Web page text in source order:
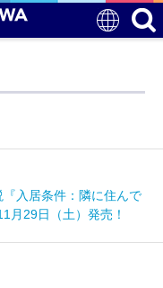
入居条件：隣に住んで
月29日（土）発売！